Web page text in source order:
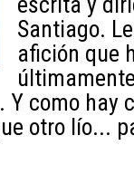
Santiago.
afición que
como hay
otro lío...